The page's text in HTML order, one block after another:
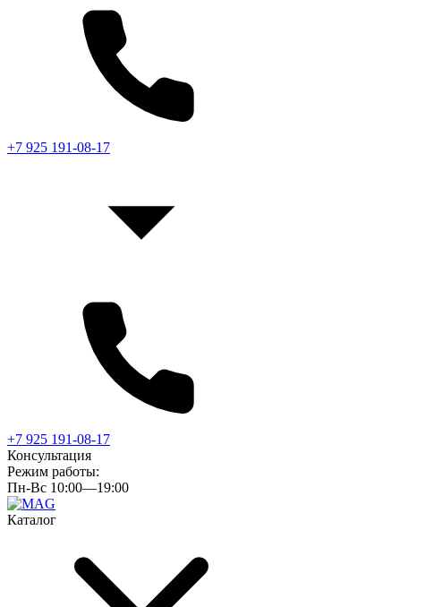
+7 925 191-08-17
+7 925 191-08-17
Консультация
Режим работы:
Пн-Вс 10:00—19:00
Каталог